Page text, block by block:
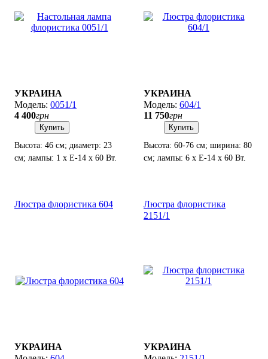
УКРАИНА
0051/1
4 400грн
Купить
Высота: 46 см; диаметр: 23
см; лампы: 1 х Е-14 х 60 Вт.
УКРАИНА
604/1
11 750грн
Купить
Высота: 60-76 см; ширина: 80
см; лампы: 6 х Е-14 х 60 Вт.
Люстра флористика 604
УКРАИНА
Люстра флористика
2151/1
УКРАИНА